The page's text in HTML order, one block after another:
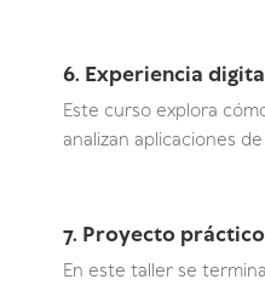
6. Experiencia
Este curso explora
analizan aplicaciones
7. Proyecto
En este taller se